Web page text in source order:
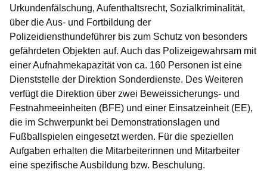
Urkundenfälschung, Aufenthaltsrecht, Sozialkriminalität,
über die Aus- und Fortbildung der
Polizeidiensthundeführer bis zum Schutz von besonders
gefährdeten Objekten auf. Auch das Polizeigewahrsam mit
einer Aufnahmekapazität von ca. 160 Personen ist eine
Dienststelle der Direktion Sonderdienste. Des Weiteren
verfügt die Direktion über zwei Beweissicherungs- und
Festnahmeeinheiten (BFE) und einer Einsatzeinheit (EE),
die im Schwerpunkt bei Demonstrationslagen und
Fußballspielen eingesetzt werden. Für die speziellen
Aufgaben erhalten die Mitarbeiterinnen und Mitarbeiter
eine spezifische Ausbildung bzw. Beschulung.